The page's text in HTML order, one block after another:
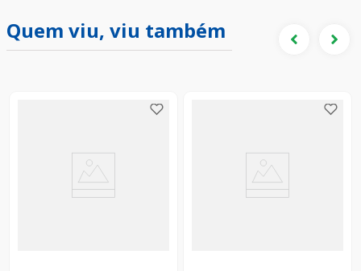
Quem viu, viu também